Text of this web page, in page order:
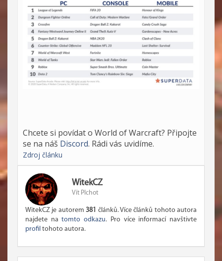
Chcete si povídat o World of Warcraft? Připojte
se na náš Discord. Rádi vás uvidíme.
Zdroj článku
WitekCZ
Vít Plchot
WitekCZ je autorem381 článků. Více článků tohoto autora
najdete natomto odkazu. Pro více informací navštivte
profil tohoto autora.